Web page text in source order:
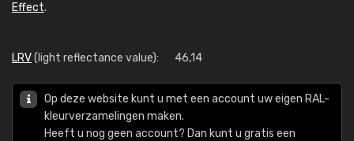
Effect.
LRV(light reflectance value): 46,14
Op deze website kunt u met een account uw eigen RAL-
kleurverzamelingen maken.
Heeft u nog geen account? Dan kunt u gratis een